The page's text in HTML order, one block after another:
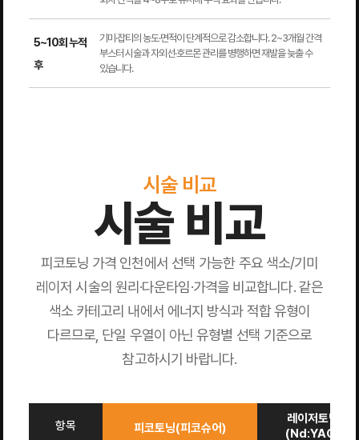
5~10회 누적
후
기미·잡티의 농도·면적이 단계적으로 감소합니다. 2~3개월 간격
부스터 시술과 자외선·호르몬 관리를 병행하면 재발을 늦출 수
있습니다.
시술 비교
시술 비교
피코토닝 가격 인천에서 선택 가능한 주요 색소/기미
레이저 시술의 원리·다운타임·가격을 비교합니다. 같은
색소 카테고리 내에서 에너지 방식과 적합 유형이
다르므로, 단일 우열이 아닌 유형별 선택 기준으로
참고하시기 바랍니다.
항목 피코토닝(피코슈어)
레이저토닝
(Nd:YAG)